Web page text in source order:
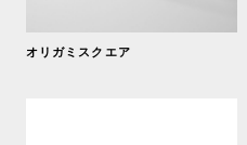
オリガミスクエア